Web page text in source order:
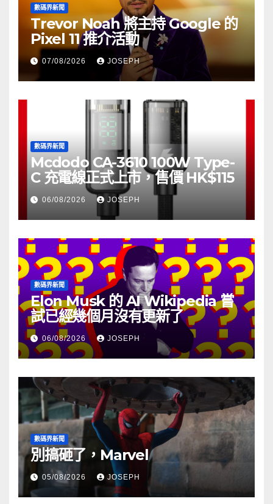
數碼界新聞
Trevor Noah 將主持 Google 的
Pixel 11 推介活動
07/08/2026 JOSEPH
數碼界新聞
Mcdodo CA-3610 100W Type-
C 充電線正式上市，售價 HK$115
06/08/2026 JOSEPH
數碼界新聞
Elon Musk 的 AI Wikipedia 嘗
試已經幾個月沒有更新了
06/08/2026 JOSEPH
數碼界新聞
別搞砸了，Marvel
05/08/2026 JOSEPH